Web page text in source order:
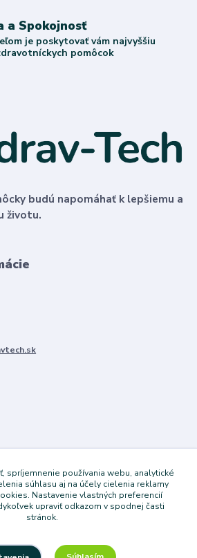
a Spokojnosť
je poskytovať vám najvyššiu
pomôcok
budú napomáhať k lepšiemu a
životu.
spríjemnenie používania webu, analytické
súhlasu aj na účely cielenia reklamy
Nastavenie vlastných preferencií
upraviť odkazom v spodnej časti
stránok.